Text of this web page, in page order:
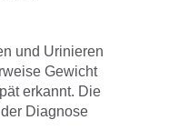
und Urinieren
Gewicht
erkannt. Die
Diagnose